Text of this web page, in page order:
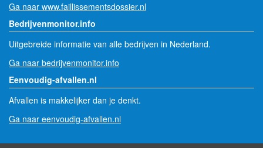
Ga naar www.faillissementsdossier.nl
Bedrijvenmonitor.info
Uitgebreide informatie van alle bedrijven in Nederland.
Ga naar bedrijvenmonitor.info
Eenvoudig-afvallen.nl
Afvallen is makkelijker dan je denkt.
Ga naar eenvoudig-afvallen.nl